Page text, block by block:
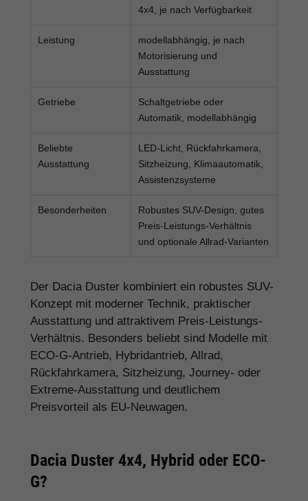
4x4, je nach Verfügbarkeit
Leistung
modellabhängig, je nach
Motorisierung und
Ausstattung
Getriebe
Schaltgetriebe oder
Automatik, modellabhängig
Beliebte
Ausstattung
LED-Licht, Rückfahrkamera,
Sitzheizung, Klimaautomatik,
Assistenzsysteme
Besonderheiten
Robustes SUV-Design, gutes
Preis-Leistungs-Verhältnis
und optionale Allrad-Varianten
Der Dacia Duster kombiniert ein robustes SUV-
Konzept mit moderner Technik, praktischer
Ausstattung und attraktivem Preis-Leistungs-
Verhältnis. Besonders beliebt sind Modelle mit
ECO-G-Antrieb, Hybridantrieb, Allrad,
Rückfahrkamera, Sitzheizung, Journey- oder
Extreme-Ausstattung und deutlichem
Preisvorteil als EU-Neuwagen.
Dacia Duster 4x4, Hybrid oder ECO-
G?